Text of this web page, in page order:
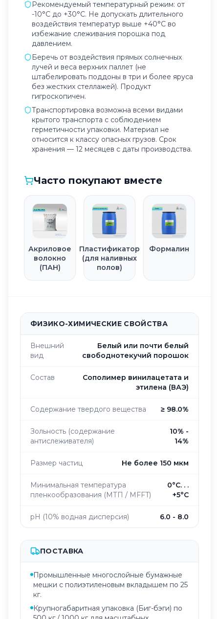
Рекомендуемый температурный режим: от
-10°C до +30°C. Не допускать длительного
воздействия температур выше +40°C во
избежание слеживания порошка под
давлением.
Беречь от воздействия прямых солнечных
лучей и веса верхних паллет (не
штабелировать поддоны в три и более яруса
без жестких стеллажей). Продукт
гигроскопичен.
Транспортировка возможна всеми видами
крытого транспорта с соблюдением
герметичности упаковки. Материал не
относится к классу опасных грузов. Срок
хранения — 12 месяцев с даты производства.
Часто покупают вместе
Акриловое
волокно
(ПАН)
Пластификатор
(для наливных
полов)
Формалин
ФИЗИКО-ХИМИЧЕСКИЕ СВОЙСТВА
Внешний
вид
Белый или почти белый
свободнотекучий порошок
Состав
Сополимер винилацетата и
этилена (ВАЭ)
Содержание твердого вещества ≥ 98.0%
Зольность (содержание
антислеживателя)
10% -
14%
Размер частиц Не более 150 мкм
Минимальная температура
пленкообразования (МТП / MFFT)
0°C. . .
+5°С
pH (10% водная дисперсия) 6.0 - 8.0
ПОСТАВКА
Промышленные многослойные бумажные
мешки с полиэтиленовым вкладышем по 25
кг.
Крупногабаритная упаковка (Биг-бэги) по